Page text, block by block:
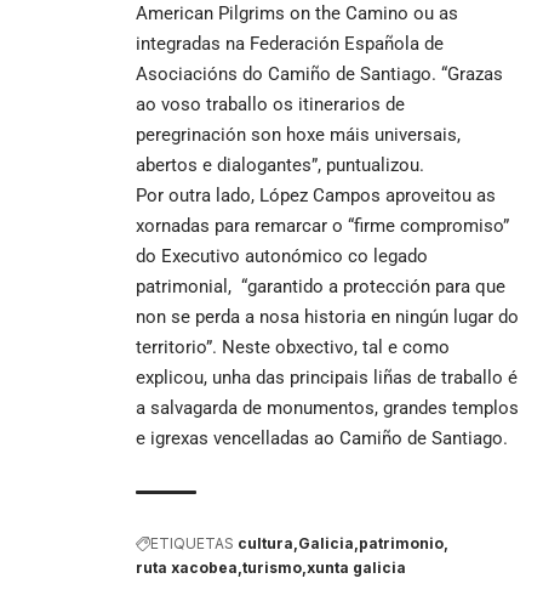
American Pilgrims on the Camino ou as
integradas na Federación Española de
Asociacións do Camiño de Santiago. “Grazas
ao voso traballo os itinerarios de
peregrinación son hoxe máis universais,
abertos e dialogantes”, puntualizou.
Por outra lado, López Campos aproveitou as
xornadas para remarcar o “firme compromiso”
do Executivo autonómico co legado
patrimonial, “garantido a protección para que
non se perda a nosa historia en ningún lugar do
territorio”. Neste obxectivo, tal e como
explicou, unha das principais liñas de traballo é
a salvagarda de monumentos, grandes templos
e igrexas vencelladas ao Camiño de Santiago.
ETIQUETAS cultura Galicia patrimonio
ruta xacobea turismo xunta galicia